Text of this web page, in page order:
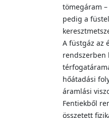
tömegáram
pedig a
A füstgáz az
rendszerben
hőátadási
áramlási
Fentiekből
összetett